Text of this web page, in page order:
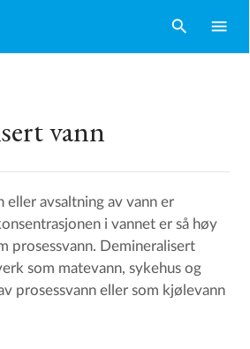
search menu
vann
eller avsaltning av vann er
i vannet er så høy
prosessvann. Demineralisert
som matevann, sykehus og
prosessvann eller som kjølevann